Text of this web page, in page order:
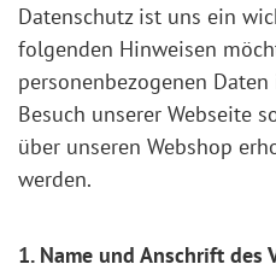
Datenschutz ist uns ein
folgenden Hinweisen
personenbezogenen
Besuch unserer Webseite
über unseren Webshop
werden.
1. Name und Anschrift des